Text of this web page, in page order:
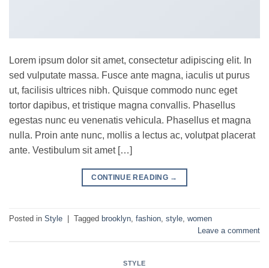
Lorem ipsum dolor sit amet, consectetur adipiscing elit. In
sed vulputate massa. Fusce ante magna, iaculis ut purus
ut, facilisis ultrices nibh. Quisque commodo nunc eget
tortor dapibus, et tristique magna convallis. Phasellus
egestas nunc eu venenatis vehicula. Phasellus et magna
nulla. Proin ante nunc, mollis a lectus ac, volutpat placerat
ante. Vestibulum sit amet […]
CONTINUE READING →
Posted in Style | Tagged brooklyn fashion style women
Leave a comment
STYLE